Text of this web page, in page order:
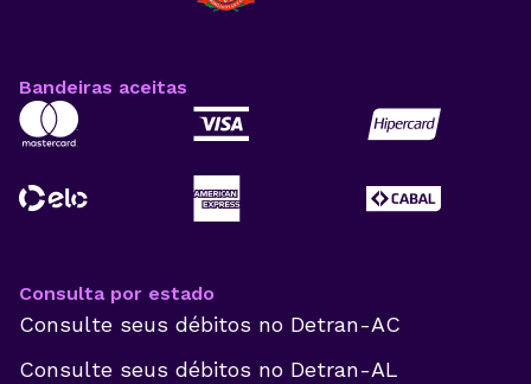
Bandeiras aceitas
Consulta por estado
Consulte seus débitos no Detran-AC
Consulte seus débitos no Detran-AL